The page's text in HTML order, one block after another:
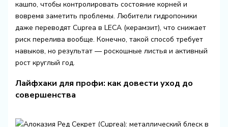
кашпо, чтобы контролировать состояние корней и
вовремя заметить проблемы. Любители гидропоники
даже переводят Cuprea в LECA (керамзит), что снижает
риск перелива вообще. Конечно, такой способ требует
навыков, но результат — роскошные листья и активный
рост круглый год.
Лайфхаки для профи: как довести уход до
совершенства